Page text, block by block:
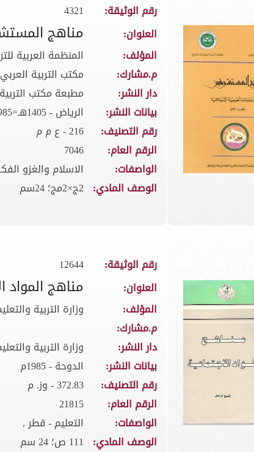
رقم الوثيقة:
4321
العنوان:
مناهج
المؤلف:
المنظمة العربية
م.مشارك:
مكتب التربية
دار النشر:
مطبعة مكتب
بيانات النشر:
الرياض - 1405هـ=1985م
رقم التصنيف:
216 - ع م م
الرقم العام:
7046
الواصفات:
الاسلام والغزو
الوصف المادي: 2ج×2مج؛ 24سم
رقم الوثيقة:
12644
العنوان:
مناهج المواد
المؤلف:
وزارة التربية
م.مشارك:
دار النشر:
وزارة التربية
بيانات النشر:
الدوحة - 1985م
رقم التصنيف:
372.83 - وز. م
الرقم العام:
21815
الواصفات:
التعليم - قطر ,
الوصف المادي: 111 ص؛ 24 سم